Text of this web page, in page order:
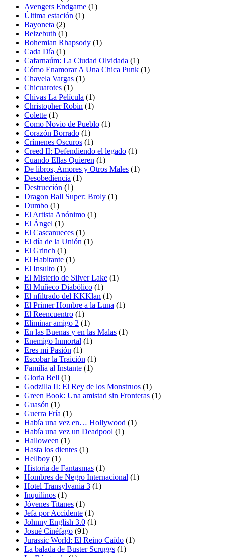
Avengers Endgame (1)
Última estación (1)
Bayoneta (2)
Belzebuth (1)
Bohemian Rhapsody (1)
Cada Día (1)
Cafarnaúm: La Ciudad Olvidada (1)
Cómo Enamorar A Una Chica Punk (1)
Chavela Vargas (1)
Chicuarotes (1)
Chivas La Película (1)
Christopher Robin (1)
Colette (1)
Como Novio de Pueblo (1)
Corazón Borrado (1)
Crímenes Oscuros (1)
Creed II: Defendiendo el legado (1)
Cuando Ellas Quieren (1)
De libros, Amores y Otros Males (1)
Desobediencia (1)
Destrucción (1)
Dragon Ball Super: Broly (1)
Dumbo (1)
El Artista Anónimo (1)
El Ángel (1)
El Cascanueces (1)
El día de la Unión (1)
El Grinch (1)
El Habitante (1)
El Insulto (1)
El Misterio de Silver Lake (1)
El Muñeco Diabólico (1)
El nfiltrado del KKKlan (1)
El Primer Hombre a la Luna (1)
El Reencuentro (1)
Eliminar amigo 2 (1)
En las Buenas y en las Malas (1)
Enemigo Inmortal (1)
Eres mi Pasión (1)
Escobar la Traición (1)
Familia al Instante (1)
Gloria Bell (1)
Godzilla II: El Rey de los Monstruos (1)
Green Book: Una amistad sin Fronteras (1)
Guasón (1)
Guerra Fría (1)
Había una vez en… Hollywood (1)
Había una vez un Deadpool (1)
Halloween (1)
Hasta los dientes (1)
Hellboy (1)
Historia de Fantasmas (1)
Hombres de Negro Internacional (1)
Hotel Transylvania 3 (1)
Inquilinos (1)
Jóvenes Titanes (1)
Jefa por Accidente (1)
Johnny English 3.0 (1)
Josué Cinéfago (91)
Jurassic World: El Reino Caído (1)
La balada de Buster Scruggs (1)